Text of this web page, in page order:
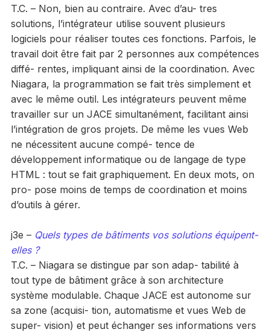
T.C. – Non, bien au contraire. Avec d’au- tres
solutions, l’intégrateur utilise souvent plusieurs
logiciels pour réaliser toutes ces fonctions. Parfois, le
travail doit être fait par 2 personnes aux compétences
diffé- rentes, impliquant ainsi de la coordination. Avec
Niagara, la programmation se fait très simplement et
avec le même outil. Les intégrateurs peuvent même
travailler sur un JACE simultanément, facilitant ainsi
l’intégration de gros projets. De même les vues Web
ne nécessitent aucune compé- tence de
développement informatique ou de langage de type
HTML : tout se fait graphiquement. En deux mots, on
pro- pose moins de temps de coordination et moins
d’outils à gérer.
j3e – Quels types de bâtiments vos solutions équipent-
elles ?
T.C. – Niagara se distingue par son adap- tabilité à
tout type de bâtiment grâce à son architecture
système modulable. Chaque JACE est autonome sur
sa zone (acquisi- tion, automatisme et vues Web de
super- vision) et peut échanger ses informations vers